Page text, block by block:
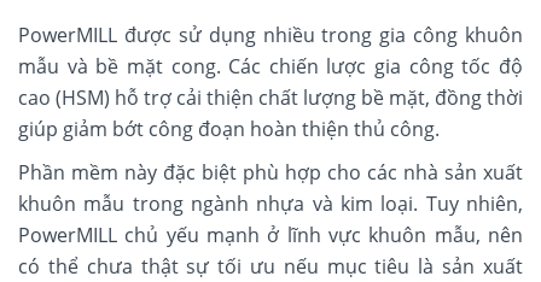
PowerMILL được sử dụng nhiều trong gia công khuôn
mẫu và bề mặt cong. Các chiến lược gia công tốc độ
cao (HSM) hỗ trợ cải thiện chất lượng bề mặt, đồng thời
giúp giảm bớt công đoạn hoàn thiện thủ công.
Phần mềm này đặc biệt phù hợp cho các nhà sản xuất
khuôn mẫu trong ngành nhựa và kim loại. Tuy nhiên,
PowerMILL chủ yếu mạnh ở lĩnh vực khuôn mẫu, nên
có thể chưa thật sự tối ưu nếu mục tiêu là sản xuất